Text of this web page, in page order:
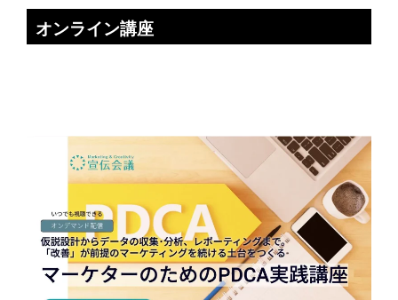
オンライン講座